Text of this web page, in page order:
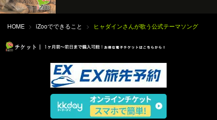
HOME > iZooでできること > ヒャダインさんが歌う公式テーマソング